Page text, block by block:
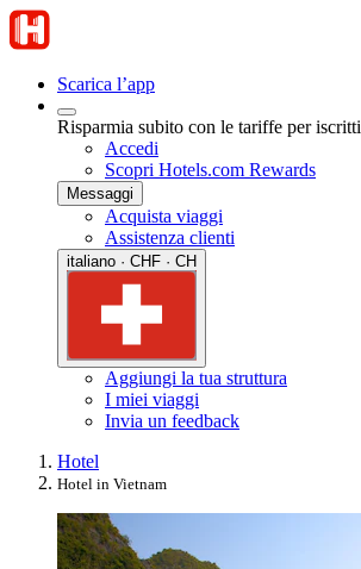
Scarica l’app
Risparmia subito con le tariffe per iscritti
Accedi
Scopri Hotels.com Rewards
Messaggi
Acquista viaggi
Assistenza clienti
italiano · CHF · CH
Aggiungi la tua struttura
I miei viaggi
Invia un feedback
Hotel
Hotel in Vietnam